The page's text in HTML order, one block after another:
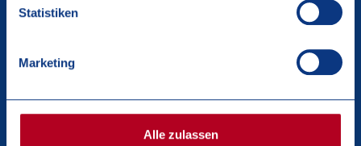
Statistiken
Marketing
Alle zulassen
und internationalen Gesetze, Vorschriften und Standards